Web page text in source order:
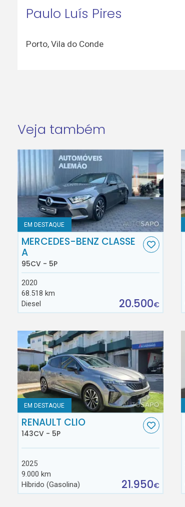
Paulo Luís Pires
Porto, Vila do Conde
Veja também
EM DESTAQUE
MERCEDES-BENZ CLASSE
A
95CV - 5P
2020
68.518 km
Diesel
20.500€
EM DESTAQUE
RENAULT CLIO
143CV - 5P
2025
9.000 km
Híbrido (Gasolina)
21.950€